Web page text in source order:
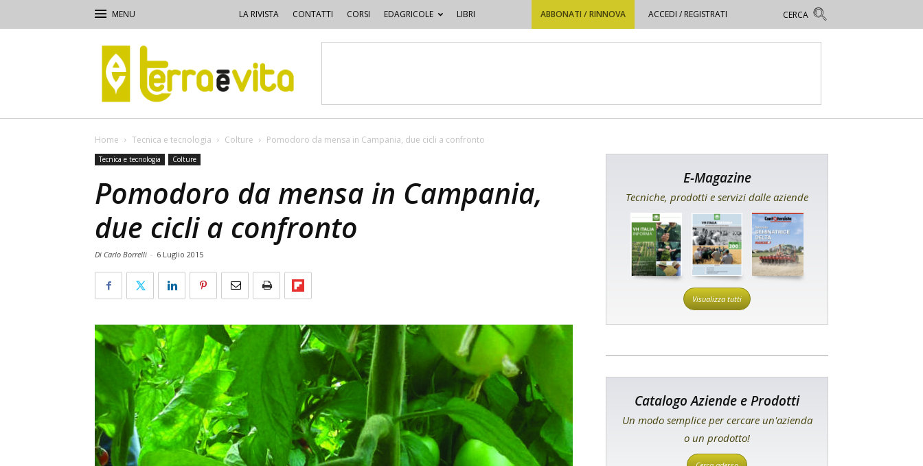
LA RIVISTA CONTATTI CORSI EDAGRICOLE LIBRI ABBONATI / RINNOVA ACCEDI / REGISTRATI
Terra
e
Vita
Home Tecnica e tecnologia Colture Pomodoro da mensa in Campania, due cicli a confronto
Tecnica e tecnologia Colture
Pomodoro da mensa in Campania,
due cicli a confronto
Di Carlo Borrelli - 6 Luglio 2015
E-Magazine
Tecniche, prodotti e servizi dalle aziende
Visualizza tutti
Catalogo Aziende e Prodotti
Un modo semplice per cercare un'azienda
o un prodotto!